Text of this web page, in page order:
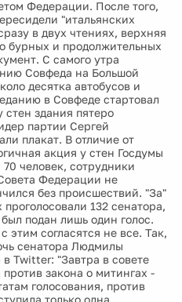
Федерации. После того,
"итальянских
в двух чтениях, верхняя
бурных и продолжительных
С самого утра
Совфеда на Большой
десятка автобусов и
в Совфеде стартовал
здания пятеро
партии Сергей
плакат. В отличие от
акция у стен Госдумы
человек, сотрудники
Федерации не
без происшествий. "За"
132 сенатора,
подан лишь один голос.
этим согласятся не все. Так,
сенатора Людмилы
Twitter: "Завтра в совете
закона о митингах -
голосования, против